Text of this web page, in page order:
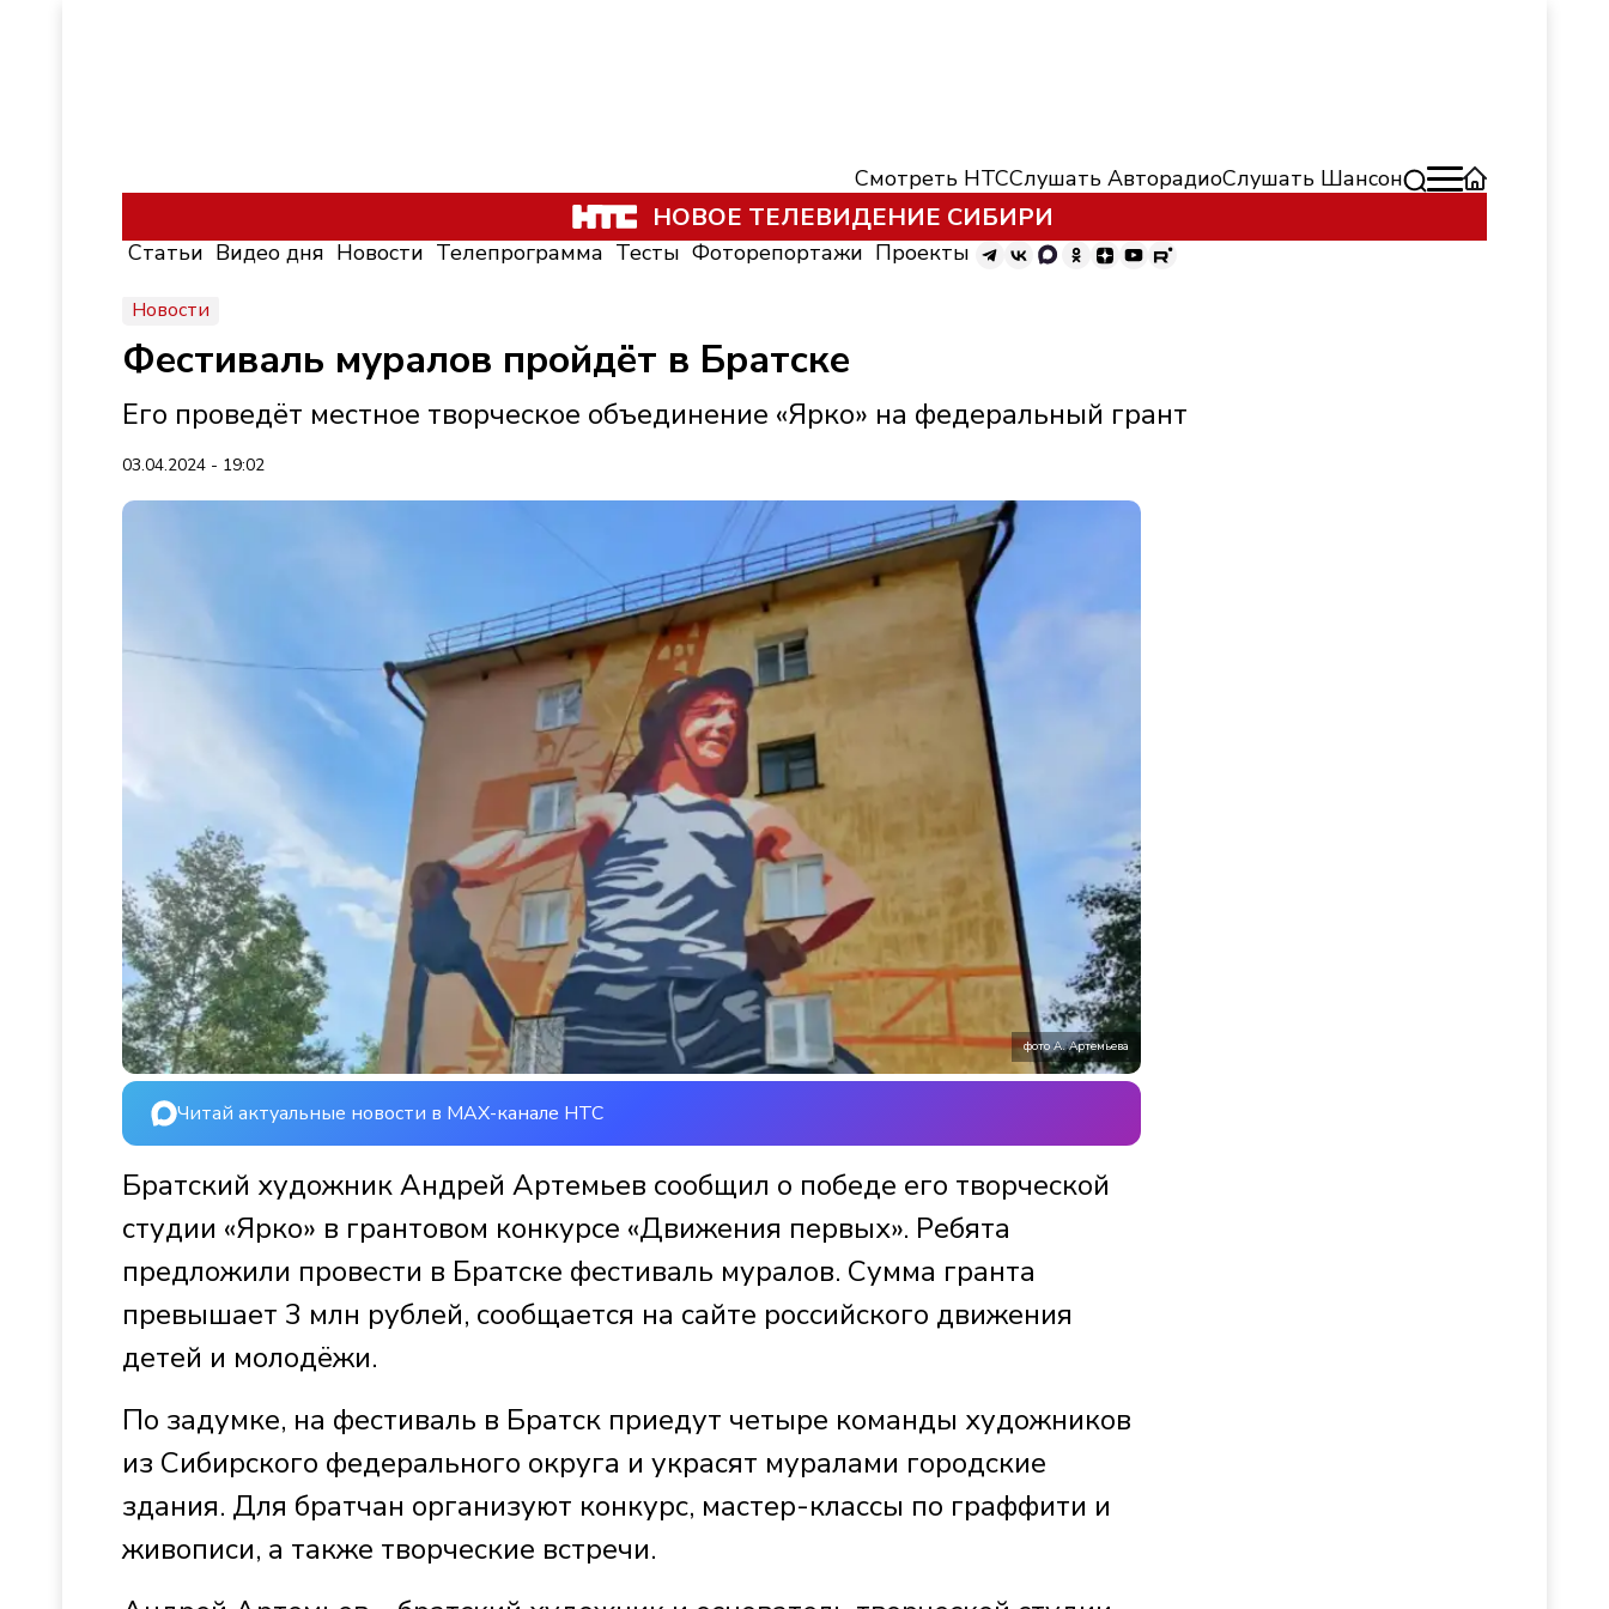
Смотреть НТССлушать АвторадиоСлушать Шансон
НОВОЕ ТЕЛЕВИДЕНИЕ СИБИРИ
Статьи Видео дня Новости Телепрограмма Тесты Фоторепортажи Проекты
Новости
Фестиваль муралов пройдёт в Братске
Его проведёт местное творческое объединение «Ярко» на федеральный грант
03.04.2024 - 19:02
фото А. Артемьева
Читай актуальные новости в MAX-канале НТС
Братский художник Андрей Артемьев сообщил о победе его творческой
студии «Ярко» в грантовом конкурсе «Движения первых». Ребята
предложили провести в Братске фестиваль муралов. Сумма гранта
превышает 3 млн рублей, сообщается на сайте российского движения
детей и молодёжи.
По задумке, на фестиваль в Братск приедут четыре команды художников
из Сибирского федерального округа и украсят муралами городские
здания. Для братчан организуют конкурс, мастер-классы по граффити и
живописи, а также творческие встречи.